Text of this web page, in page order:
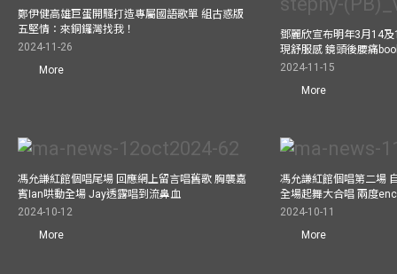
鄭伊健高雄巨蛋開騷打造專屬國語歌單 組古惑版
五堅情：來銅鑼灣找我！
2024-11-26
More
鄧麗欣宣布明年3月14
現舒服感 鏡頭後腰痛
2024-11-15
More
馮允謙紅館個唱尾場 回應網上留言唱舊歌 胸襲嘉
賓Ian哄動全場 Jay透露唱到流鼻血
2024-10-12
More
馮允謙紅館個唱第二場
全場起舞大合唱 兩度
2024-10-11
More